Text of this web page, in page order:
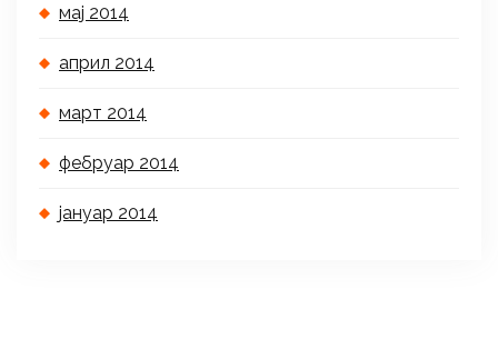
мај 2014
април 2014
март 2014
фебруар 2014
јануар 2014